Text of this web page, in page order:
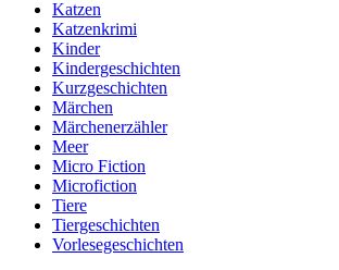
Katzen
Katzenkrimi
Kinder
Kindergeschichten
Kurzgeschichten
Märchen
Märchenerzähler
Meer
Micro Fiction
Microfiction
Tiere
Tiergeschichten
Vorlesegeschichten